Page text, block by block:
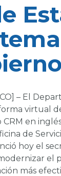
– El
virtual
en
de
hoy el
el
más